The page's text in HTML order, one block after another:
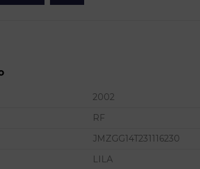
2002
RF
JMZGG14T231116230
LILA